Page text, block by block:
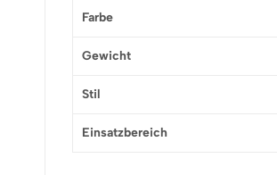
Farbe
Gewicht
Stil
Einsatzbereich